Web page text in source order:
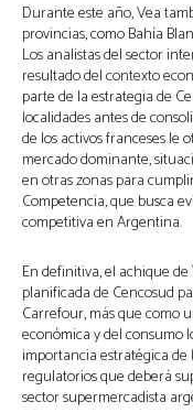
Durante este año, Vea
provincias, como Bahía
Los analistas del sector
resultado del contexto
parte de la estrategia de
localidades antes de
de los activos franceses le
mercado dominante,
en otras zonas para
Competencia, que busca
competitiva en Argentina.
En definitiva, el achique
planificada de Cencosud
Carrefour, más que como
económica y del consumo
importancia estratégica de
regulatorios que deberá
sector supermercadista